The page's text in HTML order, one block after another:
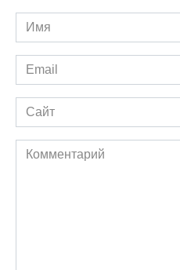
Имя
*
Email
*
Сайт
Комментарий